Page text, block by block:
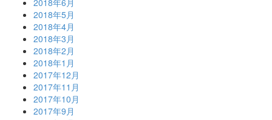
2018年6月
2018年5月
2018年4月
2018年3月
2018年2月
2018年1月
2017年12月
2017年11月
2017年10月
2017年9月